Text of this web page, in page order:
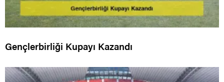
Gençlerbirliği Kupayı Kazandı